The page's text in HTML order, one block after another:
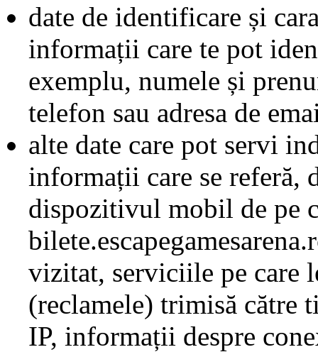
date de identificare și
informații care te pot
exemplu, numele și
telefon sau adresa de
alte date care pot servi
informații care se referă,
dispozitivul mobil de pe
vizitat, serviciile pe care
(reclamele) trimisă către
IP, informații despre